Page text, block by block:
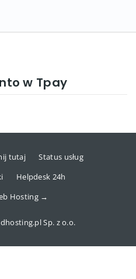
w Tpay
tutaj
Status usług
Helpdesk 24h
Hosting →
Sp. z o.o.